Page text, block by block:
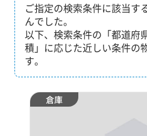
ご指定の検索条件に該当す
んでした。
以下、検索条件の「都道府
積」に応じた近しい条件の
す。
倉庫